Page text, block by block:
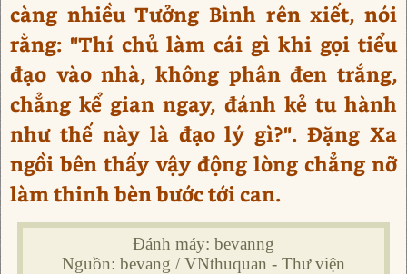
càng nhiều Tưởng Bình rên xiết, nói
rằng: "Thí chủ làm cái gì khi gọi tiểu
đạo vào nhà, không phân đen trắng,
chẳng kể gian ngay, đánh kẻ tu hành
như thế này là đạo lý gì?". Đặng Xa
ngồi bên thấy vậy động lòng chẳng nỡ
làm thinh bèn bước tới can.
Đánh máy: bevanng
Nguồn: bevang / VNthuquan - Thư viện